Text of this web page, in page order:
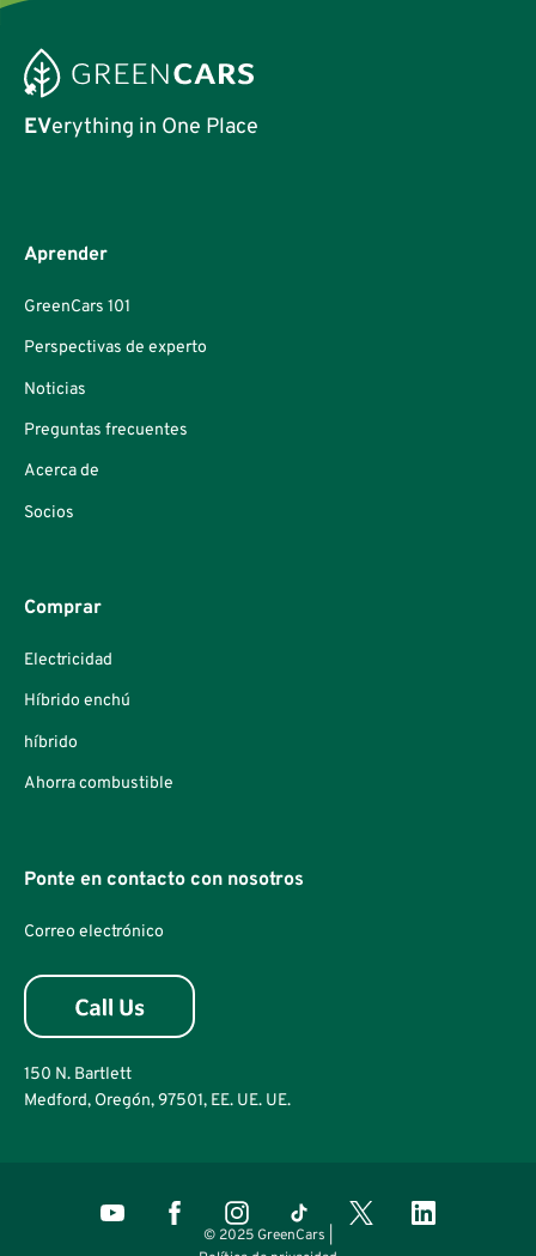
EVerything in One Place
Aprender
GreenCars 101
Perspectivas de experto
Noticias
Preguntas frecuentes
Acerca de
Socios
Comprar
Electricidad
Híbrido enchú
híbrido
Ahorra combustible
Ponte en contacto con nosotros
Correo electrónico
150 N. Bartlett
Medford, Oregón, 97501, EE. UE. UE.
© 2025 GreenCars |